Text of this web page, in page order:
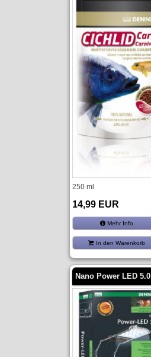
250 ml
14,99 EUR
Mehr Info
In den Warenkorb
Nano Power LED 5.0